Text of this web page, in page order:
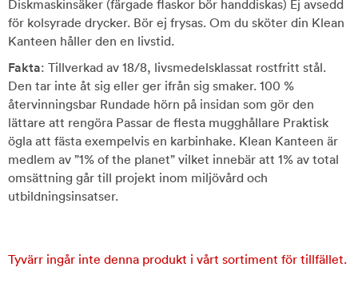
Diskmaskinsäker (färgade flaskor bör handdiskas) Ej avsedd
för kolsyrade drycker. Bör ej frysas. Om du sköter din Klean
Kanteen håller den en livstid.
Fakta: Tillverkad av 18/8, livsmedelsklassat rostfritt stål.
Den tar inte åt sig eller ger ifrån sig smaker. 100 %
återvinningsbar Rundade hörn på insidan som gör den
lättare att rengöra Passar de flesta mugghållare Praktisk
ögla att fästa exempelvis en karbinhake. Klean Kanteen är
medlem av ”1% of the planet” vilket innebär att 1% av total
omsättning går till projekt inom miljövård och
utbildningsinsatser.
Tyvärr ingår inte denna produkt i vårt sortiment för tillfället.